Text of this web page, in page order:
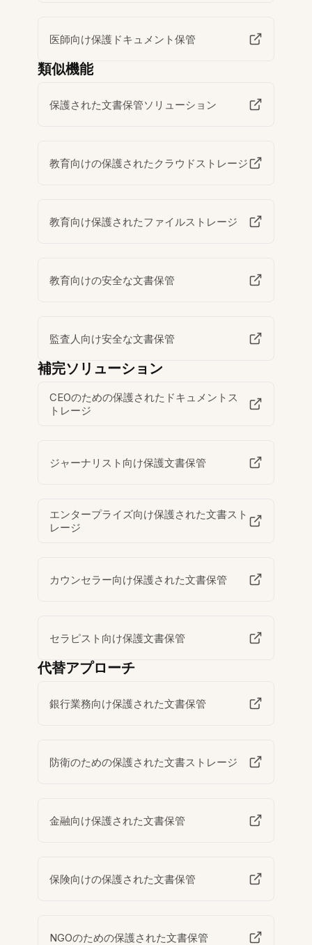
医師向け保護ドキュメント保管
類似機能
保護された文書保管ソリューション
教育向けの保護されたクラウドストレージ
教育向け保護されたファイルストレージ
教育向けの安全な文書保管
監査人向け安全な文書保管
補完ソリューション
CEOのための保護されたドキュメントス
トレージ
ジャーナリスト向け保護文書保管
エンタープライズ向け保護された文書スト
レージ
カウンセラー向け保護された文書保管
セラピスト向け保護文書保管
代替アプローチ
銀行業務向け保護された文書保管
防衛のための保護された文書ストレージ
金融向け保護された文書保管
保険向けの保護された文書保管
NGOのための保護された文書保管